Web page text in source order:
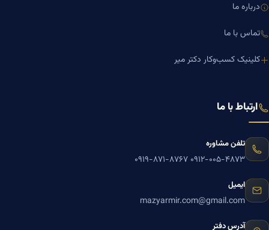
درباره ما
تماس با ما
کلینیک کسب‌وکار دکتر میر
ارتباط با ما
تلفن مشاوره
۰۹۱۲-۰۰۵-۴۸۷۳ ۰۹۱۹-۸۷۱-۸۷۶۷
ایمیل
mazyarmir.com@gmail.com
آدرس دفتر